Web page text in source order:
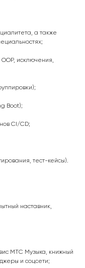
а также
исключения,
Boot);
CI/CD;
тест-кейсы).
наставник,
МТС Музыка, книжный
и соцсети;